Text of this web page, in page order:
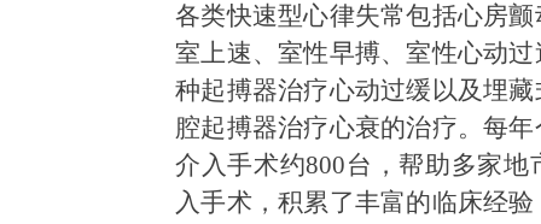
各类快速型心律失常包括心房
室上速、室性早搏、室性心动
种起搏器治疗心动过缓以及埋
腔起搏器治疗心衰的治疗。每
介入手术约800台，帮助多家
入手术，积累了丰富的临床经